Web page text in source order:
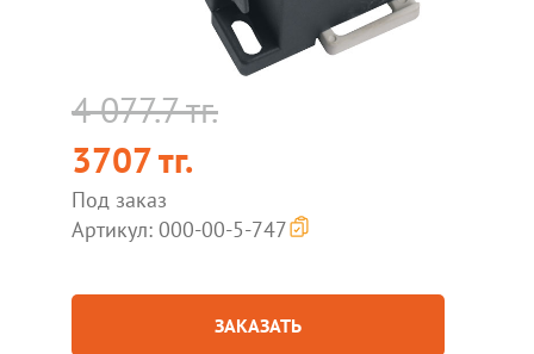
4 077.7 тг.
3707 тг.
Под заказ
Артикул: 000-00-5-747
ЗАКАЗАТЬ